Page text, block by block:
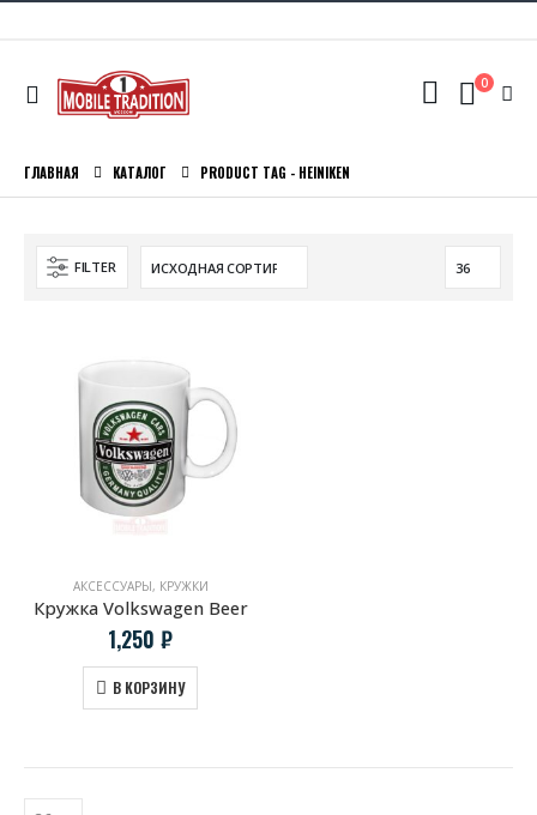
0
ГЛАВНАЯ КАТАЛОГ PRODUCT TAG - HEINIKEN
FILTER
АКСЕССУАРЫ, КРУЖКИ
Кружка Volkswagen Beer
1,250 ₽
В КОРЗИНУ